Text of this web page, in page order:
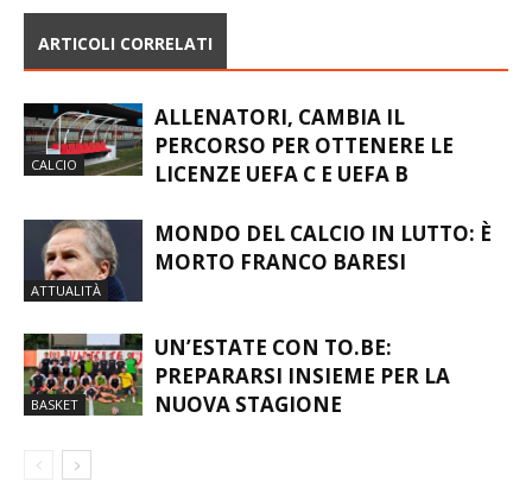
ARTICOLI CORRELATI
CALCIO
ALLENATORI, CAMBIA IL
PERCORSO PER OTTENERE LE
LICENZE UEFA C E UEFA B
ATTUALITÀ
MONDO DEL CALCIO IN LUTTO: È
MORTO FRANCO BARESI
BASKET
UN’ESTATE CON TO.BE:
PREPARARSI INSIEME PER LA
NUOVA STAGIONE